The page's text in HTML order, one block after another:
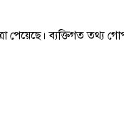
পেয়েছে। ব্যক্তিগত